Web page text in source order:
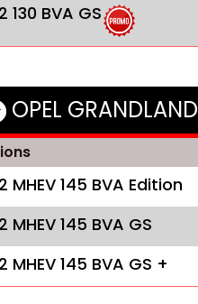
130 BVA GS
OPEL GRANDLAND
MHEV 145 BVA Edition
MHEV 145 BVA GS
MHEV 145 BVA GS +